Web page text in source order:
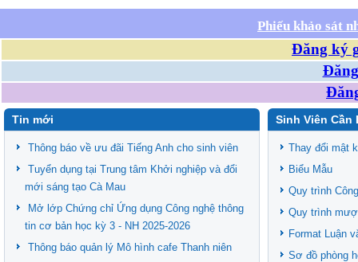
Phiếu khảo sát
Đăng ký
Tin mới
Thông báo về ưu đãi Tiếng Anh cho sinh viên
Tuyển dụng tại Trung tâm Khởi nghiệp và đổi
mới sáng tạo Cà Mau
Mở lớp Chứng chỉ Ứng dụng Công nghệ thông
tin cơ bản học kỳ 3 - NH 2025-2026
Thông báo quản lý Mô hình cafe Thanh niên
Sinh Viên Cần
Thay đổi mật
Biểu Mẫu
Quy trình
Quy trình
Format Luận
Sơ đồ phòng